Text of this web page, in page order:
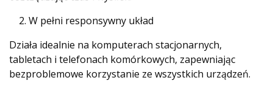
W pełni responsywny układ
Działa idealnie na komputerach stacjonarnych,
tabletach i telefonach komórkowych, zapewniając
bezproblemowe korzystanie ze wszystkich urządzeń.